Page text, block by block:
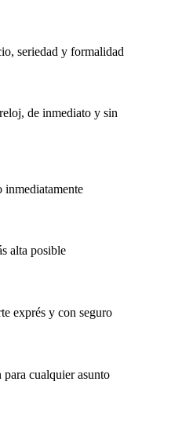
seriedad y formalidad​
de inmediato y sin
inmediatamente
alta posible
exprés y con seguro
para cualquier asunto